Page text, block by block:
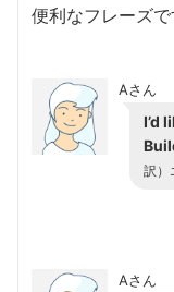
便利なフレーズで
Aさん
I’d
訳）
Aさん